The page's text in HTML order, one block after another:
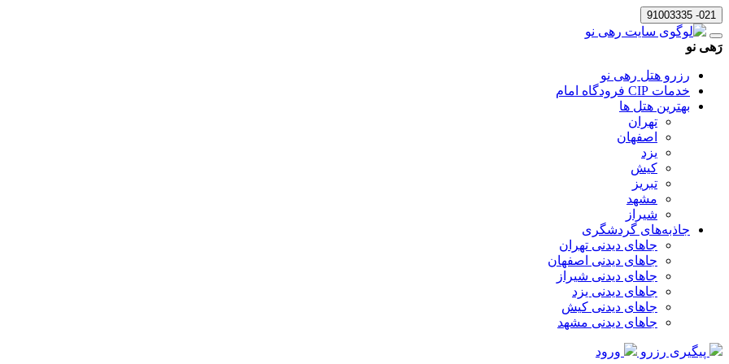
021- 91003335
رَهی نو
رزرو هتل رهی نو
خدمات CIP فرودگاه امام
بهترین هتل ها
تهران
اصفهان
یزد
کیش
تبریز
مشهد
شیراز
جاذبه‌های گردشگری
جاهای دیدنی تهران
جاهای دیدنی اصفهان
جاهای دیدنی شیراز
جاهای دیدنی یزد
جاهای دیدنی کیش
جاهای دیدنی مشهد
پیگیری رزرو ورود